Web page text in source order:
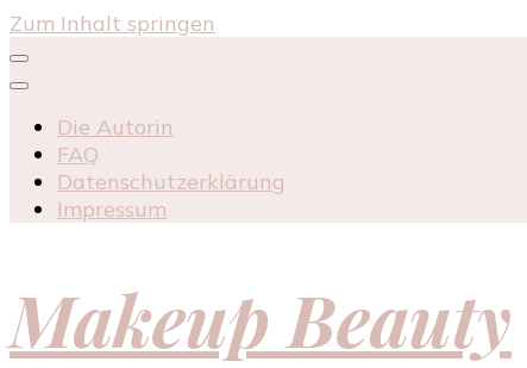
Zum Inhalt springen
Die Autorin
FAQ
Datenschutzerklärung
Impressum
Makeup Beauty